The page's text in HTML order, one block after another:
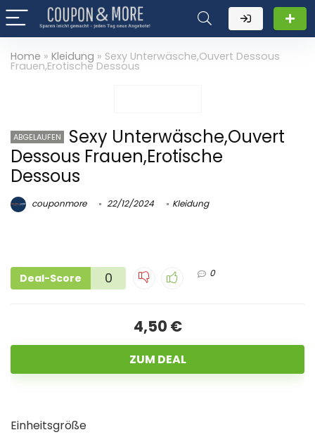
Home » Kleidung » Sexy Unterwäsche,Ouvert Dessous
Frauen,Erotische Dessous
ABGELAUFEN
Sexy Unterwäsche,Ouvert
Dessous Frauen,Erotische
Dessous
couponmore 22/12/2024 Kleidung
Deal-Score 0 0
4,50 €
ZUM DEAL
Einheitsgröße